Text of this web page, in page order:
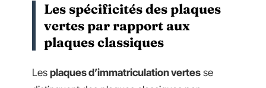
Les spécificités des plaques
vertes par rapport aux
plaques classiques
Les plaques d’immatriculation vertes se